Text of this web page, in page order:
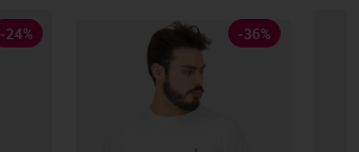
-24% -36%